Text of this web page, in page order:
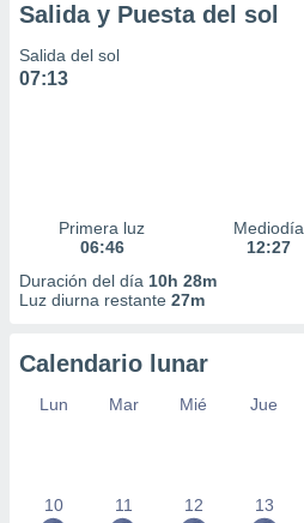
de
Salida y Puesta del sol
Salida del sol
07:13
Primera luz
06:46
Mediodía
12:27
Duración del día 10h 28m
Luz diurna restante 27m
Calendario lunar
Lun Mar Mié Jue
10 11 12 13